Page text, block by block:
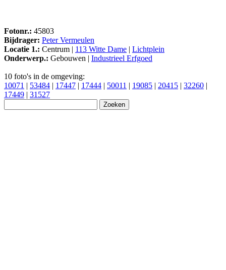
Fotonr.: 45803
Bijdrager: Peter Vermeulen
Locatie 1.: Centrum | 113 Witte Dame | Lichtplein
Onderwerp.: Gebouwen | Industrieel Erfgoed
10 foto's in de omgeving:
10071 | 53484 | 17447 | 17444 | 50011 | 19085 | 20415 | 32260 |
17449 | 31527